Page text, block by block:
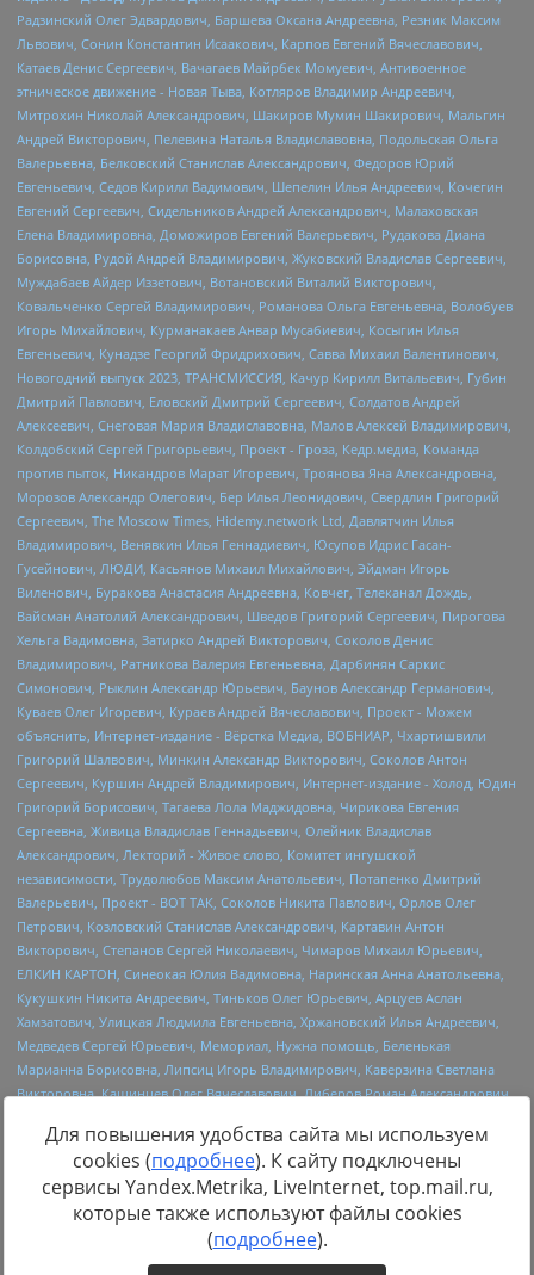
Источник:https://minjust.gov.ru/uploaded/files/reestr-
inostrannyih-agentov-22-03-2024.pdfданные на22.03.2024
Для повышения удобства сайта мы используем
cookies (подробнее). К сайту подключены
сервисы Yandex.Metrika, LiveInternet, top.mail.ru,
которые также используют файлы cookies
(подробнее).